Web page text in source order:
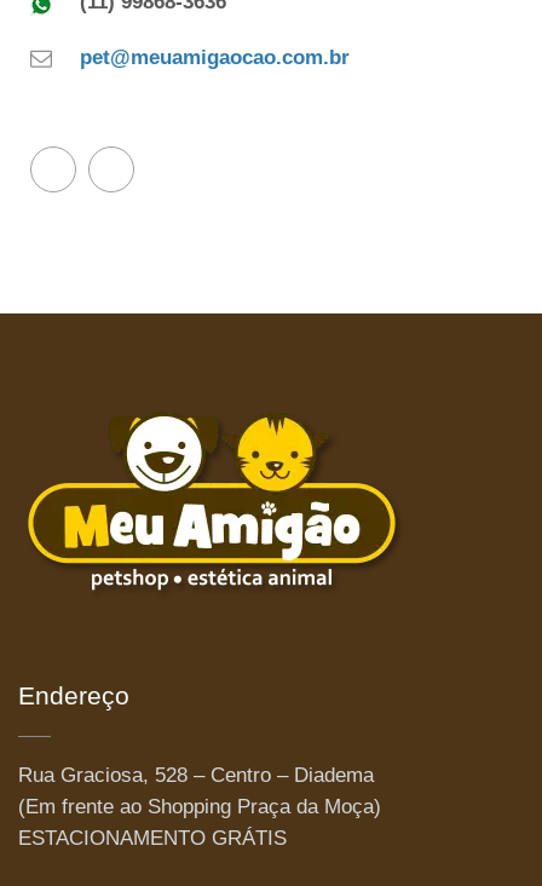
pet@meuamigaocao.com.br
Endereço
Rua Graciosa, 528 – Centro – Diadema
(Em frente ao Shopping Praça da Moça)
ESTACIONAMENTO GRÁTIS